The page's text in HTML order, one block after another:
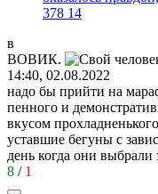
378 14
в
ВОВИК.
14:40, 02.08.2022
надо бы прийти на
пенного и
вкусом
уставшие бегуны с
день когда они выбрали
8 / 1